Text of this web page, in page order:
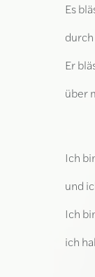
Es
Er
über
Ich
und
Ich
ich